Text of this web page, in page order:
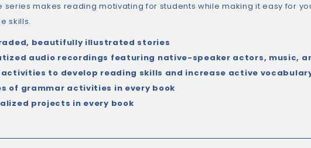
series makes reading motivating for students while making it easy for
skills.
beautifully illustrated stories
audio recordings featuring native-speaker actors, music,
to develop reading skills and increase active
of grammar activities in every book
projects in every book